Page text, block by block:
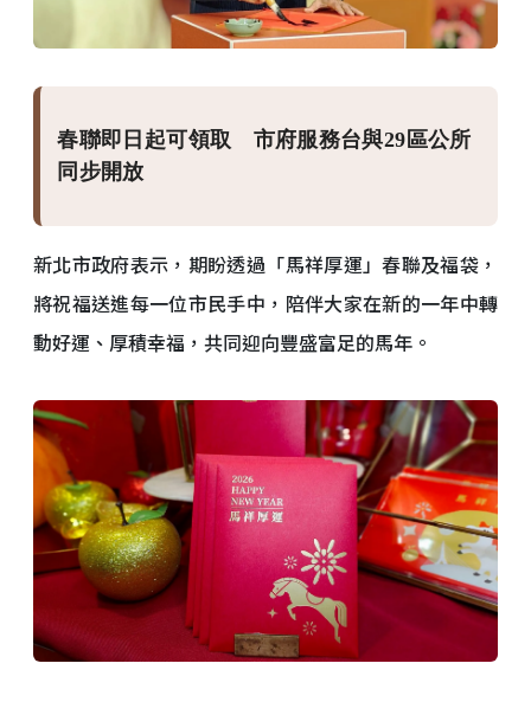
春聯即日起可領取 市府服務台與29區公所
同步開放
新北市政府表示，期盼透過「馬祥厚運」春聯及福袋，
將祝福送進每一位市民手中，陪伴大家在新的一年中轉
動好運、厚積幸福，共同迎向豐盛富足的馬年。